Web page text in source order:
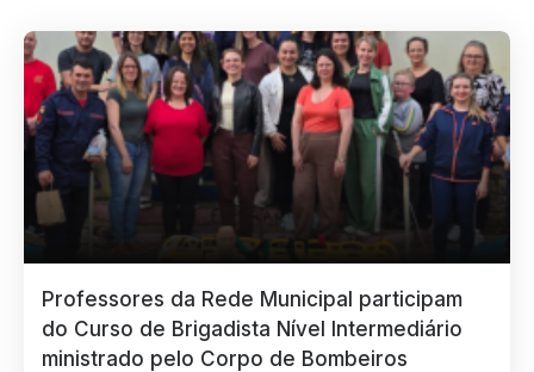
Professores da Rede Municipal participam
do Curso de Brigadista Nível Intermediário
ministrado pelo Corpo de Bombeiros